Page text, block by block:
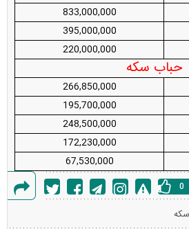
833,000,000
395,000,000
220,000,000
حباب سکه
266,850,000
195,700,000
248,500,000
172,230,000
67,530,000
خطا
0